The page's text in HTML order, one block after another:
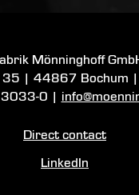
Mönninghoff
35
44867 Bochum
0
Direct contact
LinkedIn